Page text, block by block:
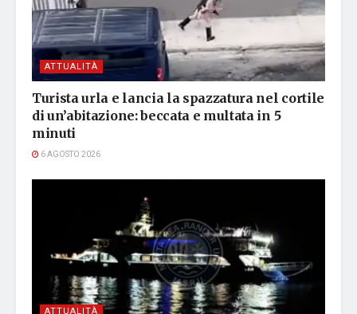
ATTUALITÀ
Turista urla e lancia la spazzatura nel cortile
di un’abitazione: beccata e multata in 5
minuti
6 AGOSTO 2026